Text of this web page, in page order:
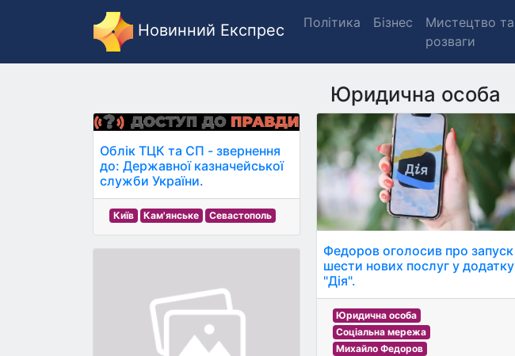
Новинний Експрес Політика Бізнес
Мистецтво та
розваги
Юридична особа
Облік ТЦК та СП - звернення
до: Державної казначейської
служби України.
Київ Кам'янське Севастополь
Федоров оголосив про запуск
шести нових послуг у додатку
"Дія".
Юридична особа
Соціальна мережа
Михайло Федоров